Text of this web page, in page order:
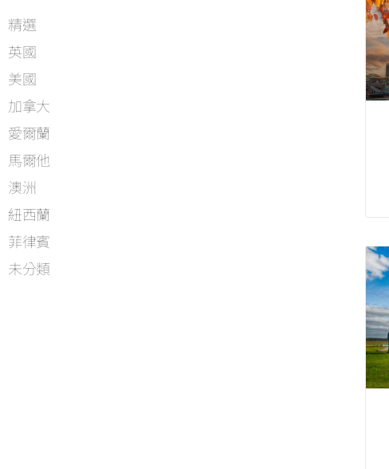
精選
英國
美國
加拿大
愛爾蘭
馬爾他
澳洲
紐西蘭
菲律賓
未分類